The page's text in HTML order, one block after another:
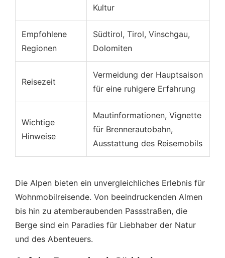
Kultur
Empfohlene
Regionen
Südtirol, Tirol, Vinschgau,
Dolomiten
Reisezeit
Vermeidung der Hauptsaison
für eine ruhigere Erfahrung
Wichtige
Hinweise
Mautinformationen, Vignette
für Brennerautobahn,
Ausstattung des Reisemobils
Die Alpen bieten ein unvergleichliches Erlebnis für
Wohnmobilreisende. Von beeindruckenden Almen
bis hin zu atemberaubenden Passstraßen, die
Berge sind ein Paradies für Liebhaber der Natur
und des Abenteuers.